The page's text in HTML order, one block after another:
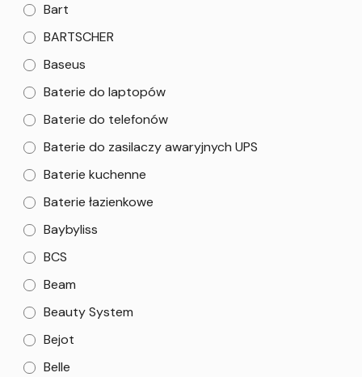
Bart
BARTSCHER
Baseus
Baterie do laptopów
Baterie do telefonów
Baterie do zasilaczy awaryjnych UPS
Baterie kuchenne
Baterie łazienkowe
Baybyliss
BCS
Beam
Beauty System
Bejot
Belle